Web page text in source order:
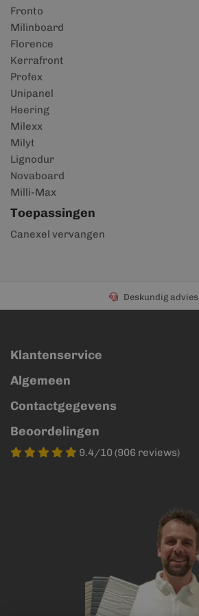
Fronto
Milinboard
Florence
Kerrafront
Profex
Unipanel
Heering
Milexx
Milyt
Lignodur
Novaboard
Milli-Max
Toepassingen
Canexel vervangen
Deskundig advies
Klantenservice
Algemeen
Contactgegevens
Beoordelingen
9.4/10 (906 reviews)